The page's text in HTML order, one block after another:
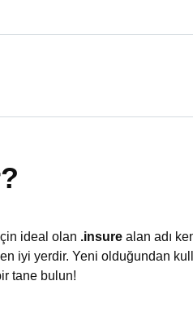
ideal olan .insurealan adı
iyi yerdir. Yeni olduğundan
tane bulun!